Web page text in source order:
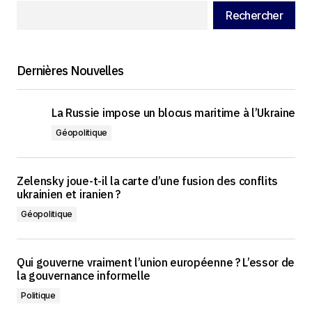
Rechercher
Dernières Nouvelles
La Russie impose un blocus maritime à l’Ukraine
Géopolitique
Zelensky joue-t-il la carte d’une fusion des conflits
ukrainien et iranien ?
Géopolitique
Qui gouverne vraiment l’union européenne ? L’essor de
la gouvernance informelle
Politique